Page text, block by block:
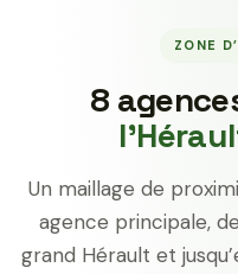
ZONE
8
Un maillage de
agence principale,
grand Hérault et